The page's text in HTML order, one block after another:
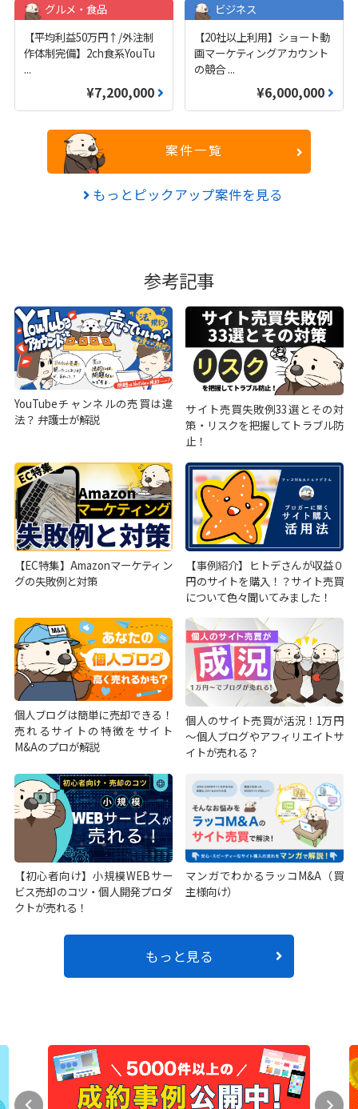
グルメ・食品
【平均利益50万円↑/外注制
作体制完備】2ch食系YouTu
...
¥7,200,000
ビジネス
【20社以上利用】ショート動
画マーケティングアカウント
の競合...
¥6,000,000
案件一覧
もっとピックアップ案件を見る
参考記事
YouTubeチャンネルの売買は違
法？ 弁護士が解説
サイト売買失敗例33選とその対
策・リスクを把握してトラブル防
止！
【EC特集】Amazonマーケティン
グの失敗例と対策
【事例紹介】ヒトデさんが収益０
円のサイトを購入！？サイト売買
について色々聞いてみました！
個人ブログは簡単に売却できる！
売れるサイトの特徴をサイト
M&Aのプロが解説
個人のサイト売買が活況！1万円
～個人ブログやアフィリエイトサ
イトが売れる？
【初心者向け】小規模WEBサー
ビス売却のコツ・個人開発プロダ
クトが売れる！
マンガでわかるラッコM&A（買
主様向け）
もっと見る